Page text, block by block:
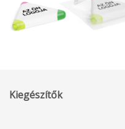
Kiegészítők